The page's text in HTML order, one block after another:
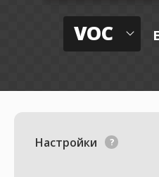
VOC
Настройки